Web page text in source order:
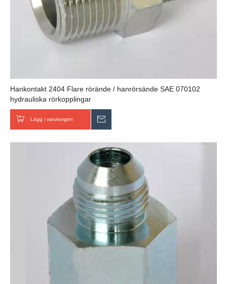
Hankontakt 2404 Flare rörände / hanrörsände SAE 070102
hydrauliska rörkopplingar
Lägg i varukorgen